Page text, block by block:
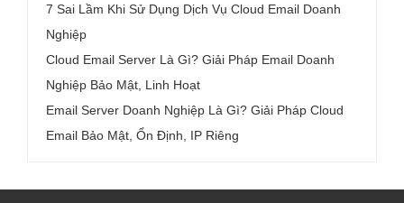
7 Sai Lầm Khi Sử Dụng Dịch Vụ Cloud Email Doanh
Nghiệp
Cloud Email Server Là Gì? Giải Pháp Email Doanh
Nghiệp Bảo Mật, Linh Hoạt
Email Server Doanh Nghiệp Là Gì? Giải Pháp Cloud
Email Bảo Mật, Ổn Định, IP Riêng